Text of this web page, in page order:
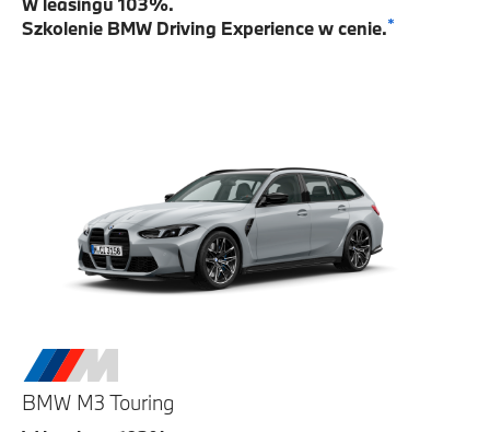
Szkolenie BMW Driving Experience w cenie.*
BMW M3 Touring